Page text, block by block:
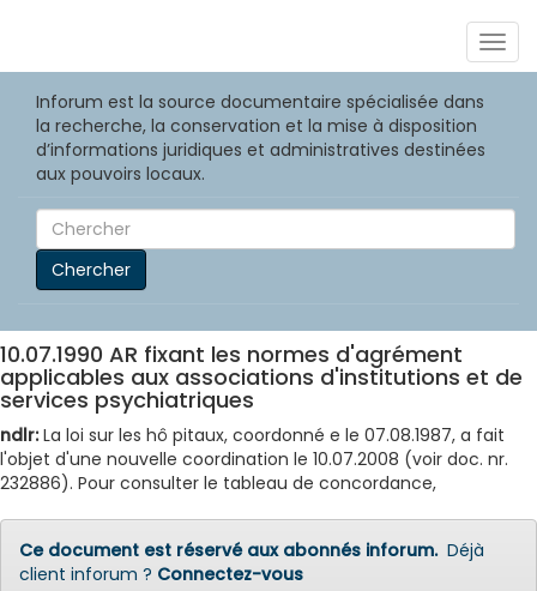
Inforum est la source documentaire spécialisée dans
la recherche, la conservation et la mise à disposition
d’informations juridiques et administratives destinées
aux pouvoirs locaux.
Chercher
10.07.1990 AR fixant les normes d'agrément
applicables aux associations d'institutions et de
services psychiatriques
ndlr:La loi sur les hô pitaux, coordonné e le 07.08.1987, a fait
l'objet d'une nouvelle coordination le 10.07.2008 (voir doc. nr.
232886). Pour consulter le tableau de concordance,
Ce document est réservé aux abonnés inforum.Déjà
client inforum ? Connectez-vous